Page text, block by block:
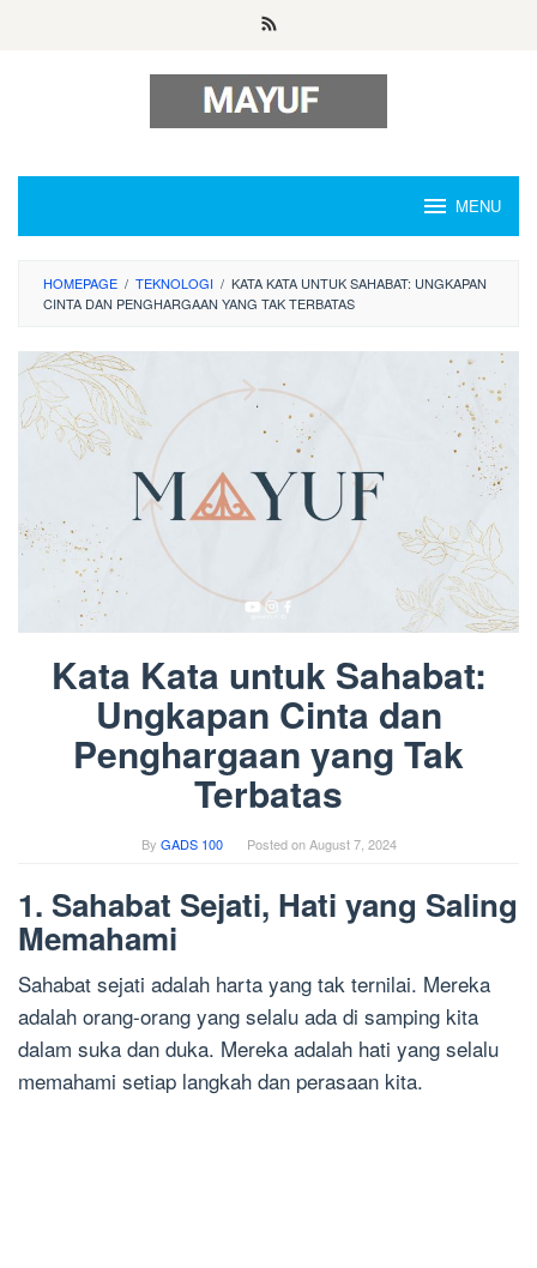
MENU
HOMEPAGE / TEKNOLOGI / KATA KATA UNTUK SAHABAT: UNGKAPAN
CINTA DAN PENGHARGAAN YANG TAK TERBATAS
Kata Kata untuk Sahabat:
Ungkapan Cinta dan
Penghargaan yang Tak
Terbatas
By GADS 100 Posted onAugust 7, 2024
1. Sahabat Sejati, Hati yang Saling
Memahami
Sahabat sejati adalah harta yang tak ternilai. Mereka
adalah orang-orang yang selalu ada di samping kita
dalam suka dan duka. Mereka adalah hati yang selalu
memahami setiap langkah dan perasaan kita.